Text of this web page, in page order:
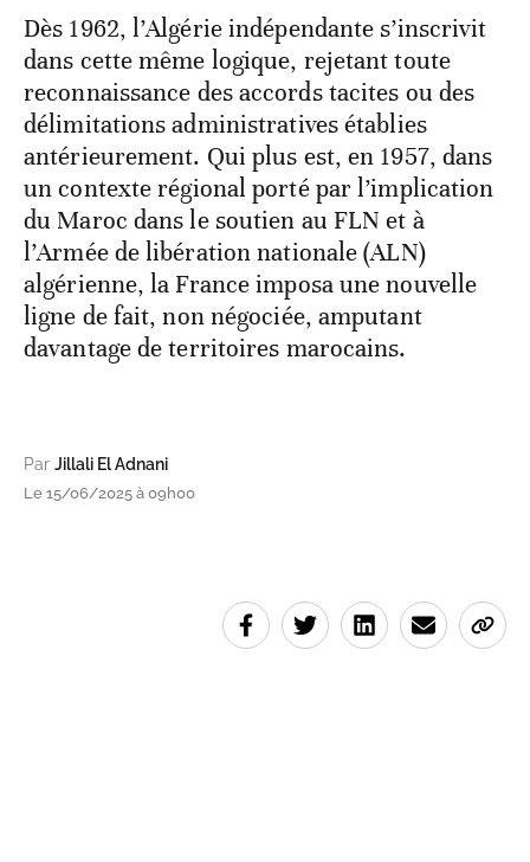
Dès 1962, l’Algérie indépendante s’inscrivit
dans cette même logique, rejetant toute
reconnaissance des accords tacites ou des
délimitations administratives établies
antérieurement. Qui plus est, en 1957, dans
un contexte régional porté par l’implication
du Maroc dans le soutien au FLN et à
l’Armée de libération nationale (ALN)
algérienne, la France imposa une nouvelle
ligne de fait, non négociée, amputant
davantage de territoires marocains.
Par Jillali El Adnani
Le 15/06/2025 à 09h00